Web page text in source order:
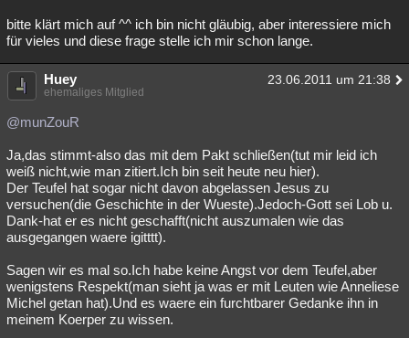
bitte klärt mich auf ^^ ich bin nicht gläubig, aber interessiere mich
für vieles und diese frage stelle ich mir schon lange.
Huey 23.06.2011 um 21:38
ehemaliges Mitglied
@munZouR
Ja,das stimmt-also das mit dem Pakt schließen(tut mir leid ich
weiß nicht,wie man zitiert.Ich bin seit heute neu hier).
Der Teufel hat sogar nicht davon abgelassen Jesus zu
versuchen(die Geschichte in der Wueste).Jedoch-Gott sei Lob u.
Dank-hat er es nicht geschafft(nicht auszumalen wie das
ausgegangen waere igitttt).
Sagen wir es mal so.Ich habe keine Angst vor dem Teufel,aber
wenigstens Respekt(man sieht ja was er mit Leuten wie Anneliese
Michel getan hat).Und es waere ein furchtbarer Gedanke ihn in
meinem Koerper zu wissen.